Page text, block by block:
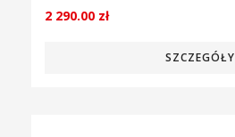
2 290.00 zł
SZCZEGÓŁY